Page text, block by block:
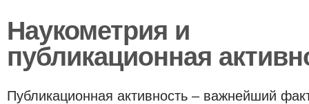
Наукометрия и
публикационная
Публикационная активность – важнейший